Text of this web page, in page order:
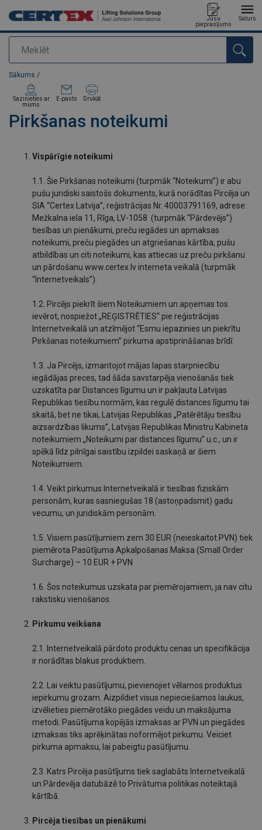
Meklēt
Jūsu
pieprasījums
Saturs
Pievienots jūsu pasūtījumam
Sākums /
Pirkšanas noteikumi
Sazinieties ar
mums
E-pasts Drukāt
Vispārīgie noteikumi
1.1. Šie Pirkšanas noteikumi (turpmāk “Noteikumi”) ir abu
pušu juridiski saistošs dokuments, kurā norādītas Pircēja un
SIA “Certex Latvija”, reģistrācijas Nr. 40003791169, adrese:
Mežkalna iela 11, Rīga, LV-1058 (turpmāk “Pārdevējs”)
tiesības un pienākumi, preču iegādes un apmaksas
noteikumi, preču piegādes un atgriešanas kārtība, pušu
atbildības un citi noteikumi, kas attiecas uz preču pirkšanu
un pārdošanu www.certex.lv interneta veikalā (turpmāk
“Internetveikals”).
1.2. Pircējs piekrīt šiem Noteikumiem un apņemas tos
ievērot, nospiežot „REĢISTRĒTIES“ pie reģistrācijas
Internetveikalā un atzīmējot “Esmu iepazinies un piekrītu
Pirkšanas noteikumiem” pirkuma apstiprināšanas brīdī.
1.3. Ja Pircējs, izmantojot mājas lapas starpniecību
iegādājas preces, tad šāda savstarpēja vienošanās tiek
uzskatīta par Distances līgumu un ir pakļauta Latvijas
Republikas tiesību normām, kas regulē distances līgumu tai
skaitā, bet ne tikai, Latvijas Republikas „Patērētāju tiesību
aizsardzības likums”, Latvijas Republikas Ministru Kabineta
noteikumiem „Noteikumi par distances līgumu” u.c., un ir
spēkā līdz pilnīgai saistību izpildei saskaņā ar šiem
Noteikumiem.
1.4. Veikt pirkumus Internetveikalā ir tiesības fiziskām
personām, kuras sasniegušas 18 (astoņpadsmit) gadu
vecumu, un juridiskām personām.
1.5. Visiem pasūtījumiem zem 30 EUR (neieskaitot PVN) tiek
piemērota Pasūtījuma Apkalpošanas Maksa (Small Order
Surcharge) – 10 EUR + PVN
1.6. Šos noteikumus uzskata par piemērojamiem, ja nav citu
rakstisku vienošanos.
Pirkumu veikšana
2.1. Internetveikalā pārdoto produktu cenas un specifikācija
ir norādītas blakus produktiem.
2.2. Lai veiktu pasūtījumu, pievienojiet vēlamos produktus
iepirkumu grozam. Aizpildiet visus nepieciešamos laukus,
izvēlieties piemērotāko piegādes veidu un maksājuma
metodi. Pasūtījuma kopējās izmaksas ar PVN un piegādes
izmaksas tiks aprēķinātas noformējot pirkumu. Veiciet
pirkuma apmaksu, lai pabeigtu pasūtījumu.
2.3. Katrs Pircēja pasūtījums tiek saglabāts Internetveikalā
un Pārdevēja datubāzē to Privātuma politikas noteiktajā
kārtībā.
Pircēja tiesības un pienākumi